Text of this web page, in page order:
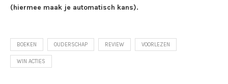
(hiermee maak je automatisch kans).
BOEKEN OUDERSCHAP REVIEW VOORLEZEN
WIN ACTIES